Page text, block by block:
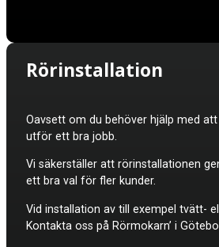
Rörinstallation
Oavsett om du behöver hjälp med
utför ett bra jobb.
Vi säkerställer att rörinstallationen
ett bra val för fler kunder.
Vid installation av till exempel tvätt-
Kontakta oss på Rörmokarn’ i